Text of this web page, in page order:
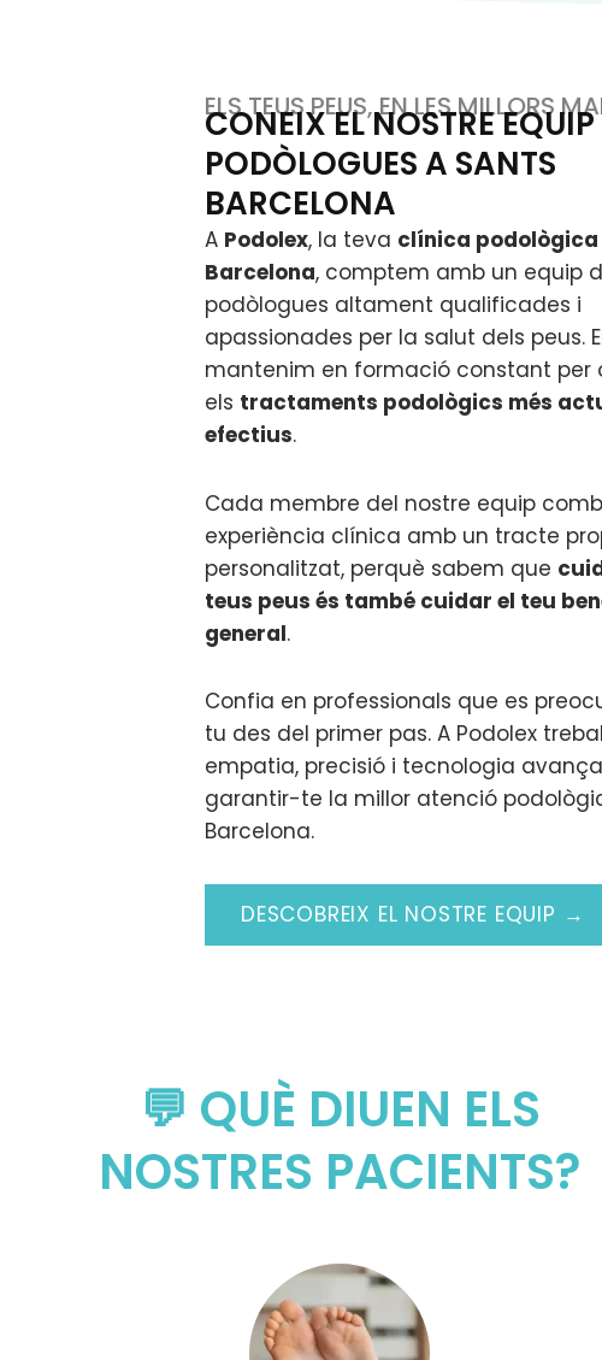
ELS TEUS PEUS, EN LES MILLORS
CONEIX EL NOSTRE EQUIP
PODÒLOGUES A SANTS
BARCELONA
A Podolex, la teva clínica podològica
Barcelona, comptem amb un equip
podòlogues altament qualificades i
apassionades per la salut dels peus.
mantenim en formació constant per
els tractaments podològics més
efectius.
Cada membre del nostre equip
experiència clínica amb un tracte
personalitzat, perquè sabem que
teus peus és també cuidar el teu
general.
Confia en professionals que es
tu des del primer pas. A Podolex
empatia, precisió i tecnologia
garantir-te la millor atenció
Barcelona.
DESCOBREIX EL NOSTRE EQUIP →
💬 QUÈ DIUEN ELS
NOSTRES PACIENTS?